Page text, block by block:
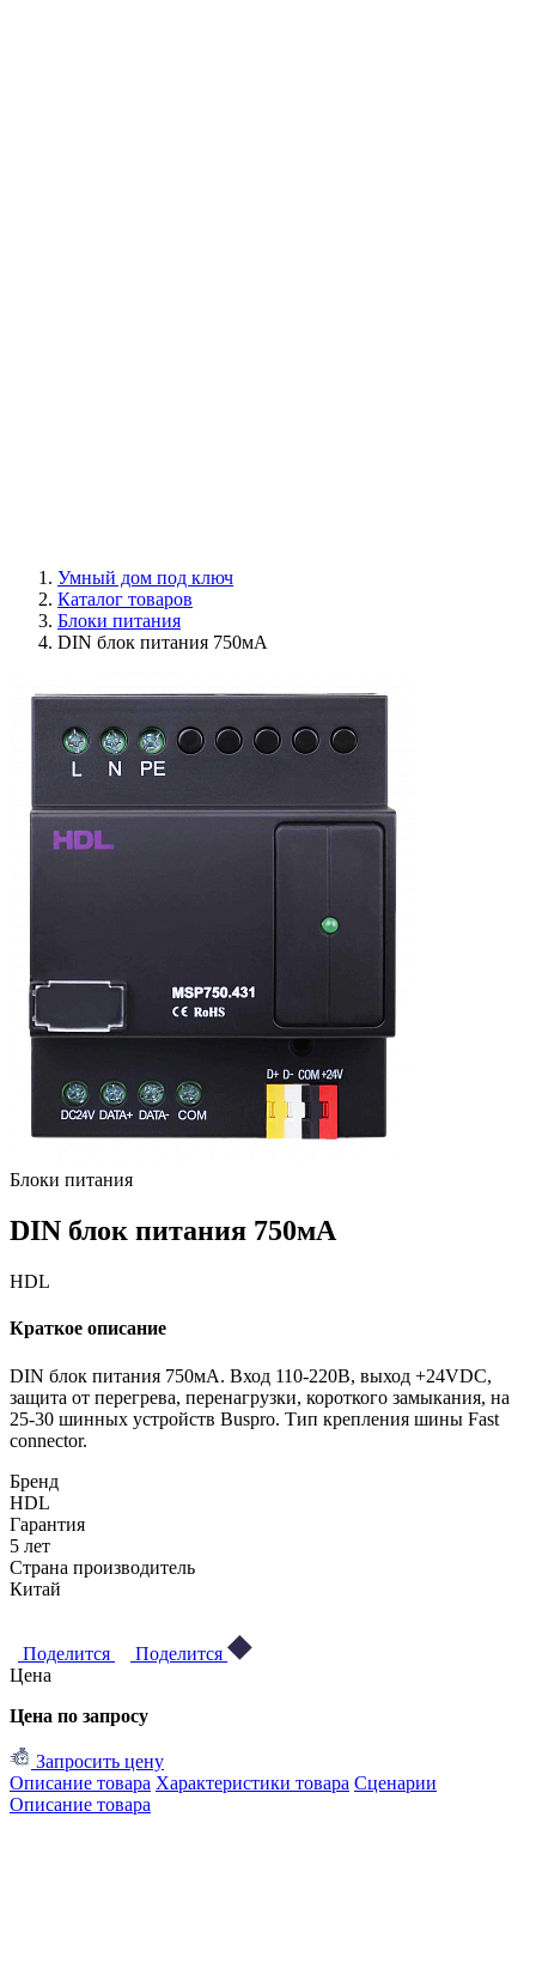
Умный дом под ключ
Каталог товаров
Блоки питания
DIN блок питания 750мА
Блоки питания
DIN блок питания 750мА
HDL
Краткое описание
DIN блок питания 750мА. Вход 110-220В, выход +24VDC,
защита от перегрева, перенагрузки, короткого замыкания, на
25-30 шинных устройств Buspro. Тип крепления шины Fast
connector.
Бренд
HDL
Гарантия
5 лет
Страна производитель
Китай
Поделится
Поделится
Цена
Цена по запросу
Запросить цену
Описание товара Характеристики товара Сценарии
Описание товара